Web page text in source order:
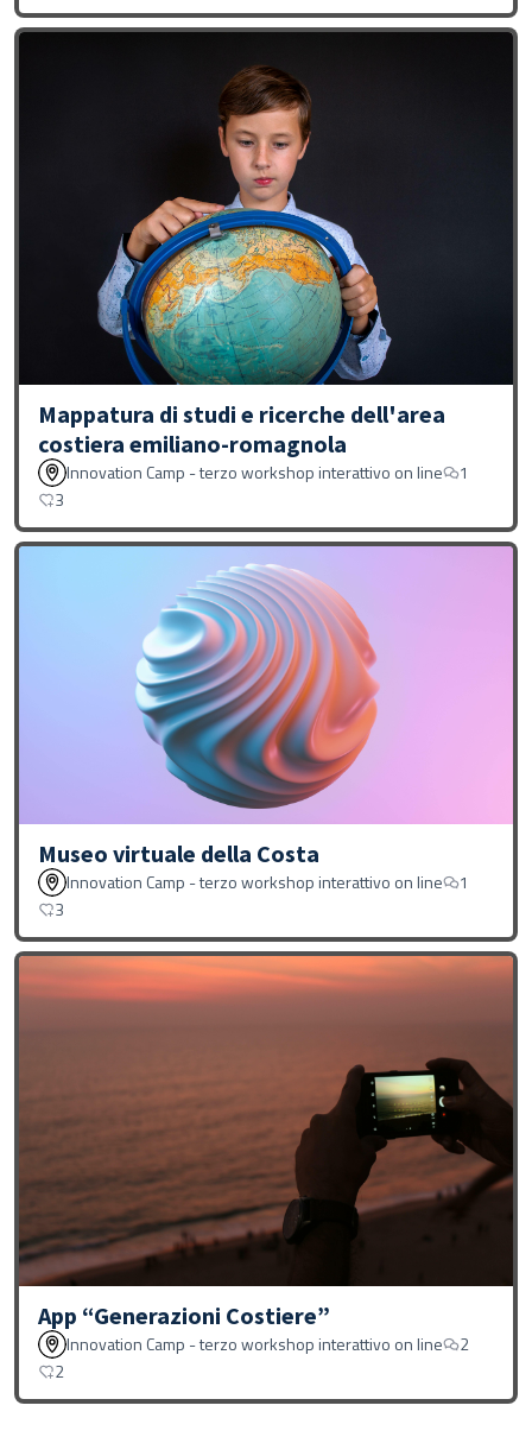
Mappatura di studi e ricerche dell'area
costiera emiliano-romagnola
Innovation Camp - terzo workshop interattivo on line
1
3
Museo virtuale della Costa
Innovation Camp - terzo workshop interattivo on line
1
3
App “Generazioni Costiere”
Innovation Camp - terzo workshop interattivo on line
2
2